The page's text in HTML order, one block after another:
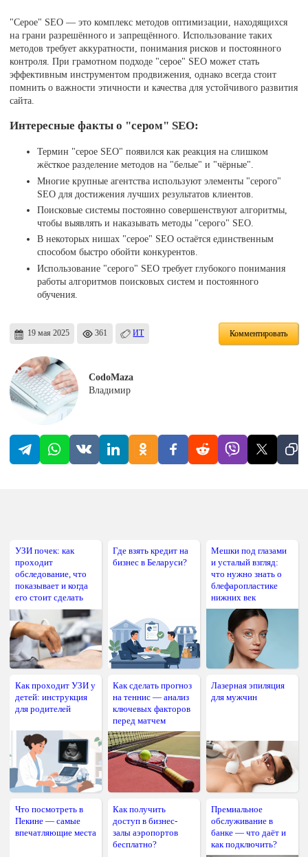
"Серое" SEO — это комплекс методов оптимизации, находящихся
на грани разрешённого и запрещённого. Использование таких
методов требует аккуратности, понимания рисков и постоянного
контроля. При грамотном подходе "серое" SEO может стать
эффективным инструментом продвижения, однако всегда стоит
помнить о важности этичности и качества для устойчивого развития
сайта.
Интересные факты о "сером" SEO:
Термин "серое SEO" появился как реакция на слишком
жёсткое разделение методов на "белые" и "чёрные".
Многие крупные агентства используют элементы "серого"
SEO для достижения лучших результатов клиентов.
Поисковые системы постоянно совершенствуют алгоритмы,
чтобы выявлять и наказывать методы "серого" SEO.
В некоторых нишах "серое" SEO остаётся единственным
способом быстро обойти конкурентов.
Использование "серого" SEO требует глубокого понимания
работы алгоритмов поисковых систем и постоянного
обучения.
19 мая 2025 361 ИТ Комментировать
CodoMaza
Владимир
УЗИ почек: как
проходит
обследование, что
показывает и когда
его стоит сделать
Где взять кредит на
бизнес в Беларуси?
Мешки под глазами
и усталый взгляд:
что нужно знать о
блефаропластике
нижних век
Как проходит УЗИ у
детей: инструкция
для родителей
Как сделать прогноз
на теннис — анализ
ключевых факторов
перед матчем
Лазерная эпиляция
для мужчин
Что посмотреть в
Пекине — самые
впечатляющие места
Как получить
доступ в бизнес-
залы аэропортов
бесплатно?
Премиальное
обслуживание в
банке — что даёт и
как подключить?